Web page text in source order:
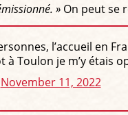
» On peut se
l’accueil en
à Toulon je m’y étais
November 11, 2022